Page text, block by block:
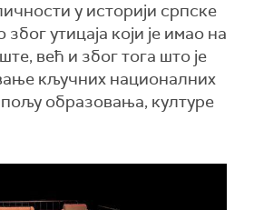
у историји српске
утицаја који је имао на
већ и због тога што је
кључних националних
пољу образовања, културе